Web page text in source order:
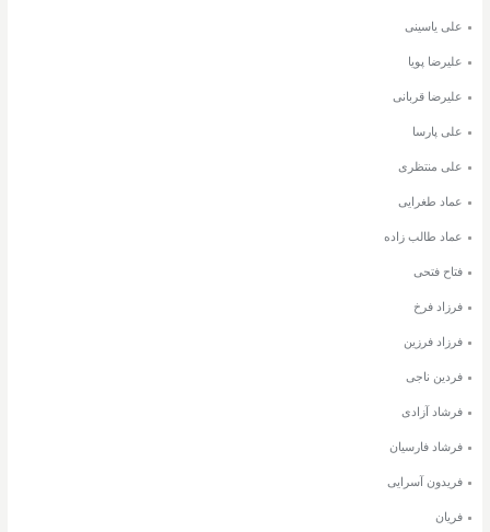
علی یاسینی
علیرضا پویا
علیرضا قربانی
علی پارسا
علی منتظری
عماد طغرایی
عماد طالب زاده
فتاح فتحی
فرزاد فرخ
فرزاد فرزین
فردین ناجی
فرشاد آزادی
فرشاد فارسیان
فریدون آسرایی
فریان